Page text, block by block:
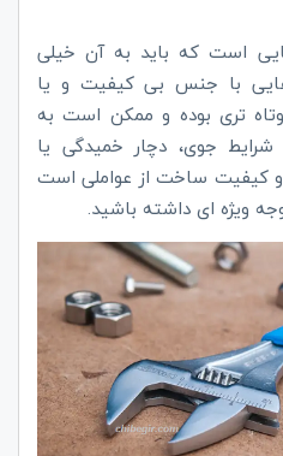
است که باید به آن خیلی
با جنس بی کیفیت و یا
تری بوده و ممکن است به
جوی، دچار خمیدگی یا
ساخت از عواملی است
ویژه ای داشته باشید.